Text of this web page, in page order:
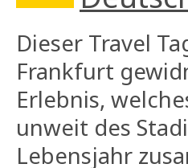
Dieser Travel
Frankfurt
Erlebnis,
unweit des
Lebensjahr